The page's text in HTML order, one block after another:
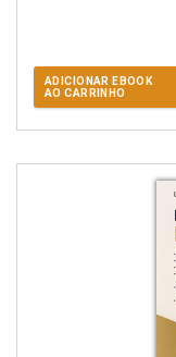
ADICIONAR EBOOK
AO CARRINHO